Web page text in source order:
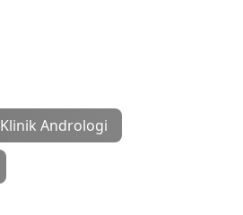
Klinik Andrologi